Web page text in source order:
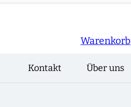
Warenkorb
Über uns
Kontakt